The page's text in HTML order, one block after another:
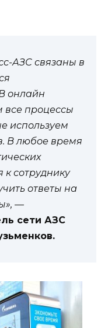
АЗС связаны в
онлайн
процессы
используем
В любое время
к сотруднику
ответы на
—
сети АЗС